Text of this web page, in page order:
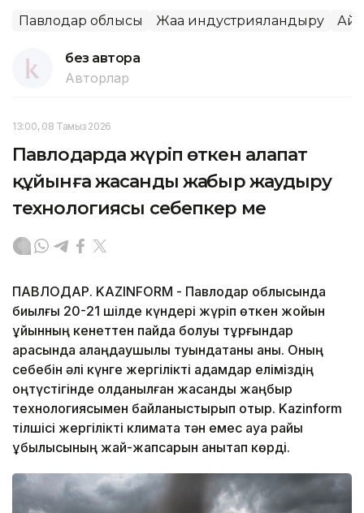
Павлодар облысы Жаңа индустрияландыру
без автора
Авторлар
13:00, 08 Тамыз 2026
Павлодарда жүріп өткен алапат
құйынға жасанды жаңбыр жаудыру
технологиясы себепкер ме
ПАВЛОДАР. KAZINFORM - Павлодар облысында
биылғы 20-21 шілде күндері жүріп өткен жойқын
құйынның кенеттен пайда болуы тұрғындар
арасында алаңдаушылық туындатқаны анық. Оның
себебін әлі күнге жергілікті адамдар еліміздің
оңтүстігінде қолданылған жасанды жаңбыр
технологиясымен байланыстырып отыр. Kazinform
тілшісі жергілікті климатқа тән емес ауа райы
құбылысының жай-жапсарын анықтап көрді.